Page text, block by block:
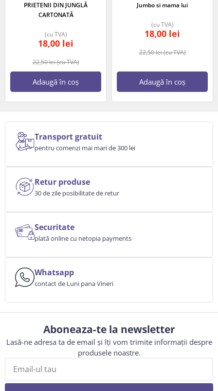
PRIETENII DIN JUNGLĂ
CARTONATĂ
22,50lei(cu TVA)
18,00 lei
(cu TVA)
Adaugă în coș
Jumbo si mama lui
22,50lei(cu TVA)
18,00 lei
(cu TVA)
Adaugă în coș
Transport gratuit
pentru comenzi mai mari de 300 lei
Retur produse
30 de zile posibilitate de retur
Securitate
plată online cu netopia payments
Whatsapp
contact de Luni pana Vineri
Aboneaza-te la newsletter
Lasă-ne adresa ta de email și îți vom trimite informații despre
produsele noastre.